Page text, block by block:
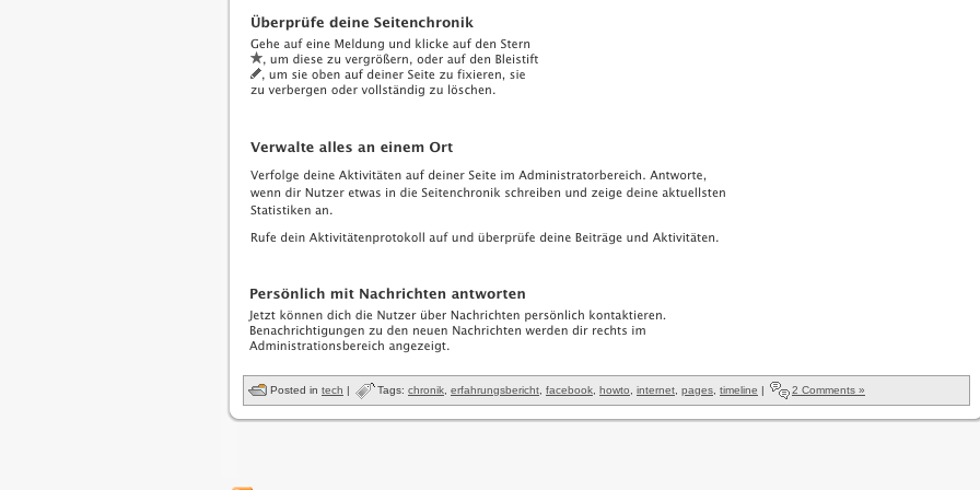
Posted in tech | Tags: chronik erfahrungsbericht facebook howto internet pages timeline | 2 Comments »